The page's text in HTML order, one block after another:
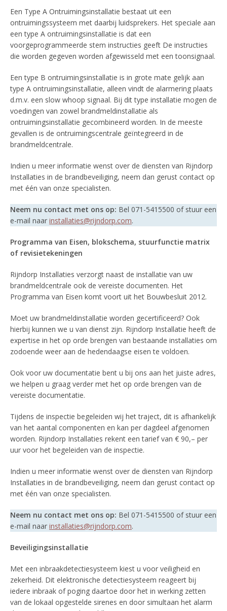
Een Type A Ontruimingsinstallatie bestaat uit een
ontruimingssysteem met daarbij luidsprekers. Het speciale aan
een type A ontruimingsinstallatie is dat een
voorgeprogrammeerde stem instructies geeft De instructies
die worden gegeven worden afgewisseld met een toonsignaal.
Een type B ontruimingsinstallatie is in grote mate gelijk aan
type A ontruimingsinstallatie, alleen vindt de alarmering plaats
d.m.v. een slow whoop signaal. Bij dit type installatie mogen de
voedingen van zowel brandmeldinstallatie als
ontruimingsinstallatie gecombineerd worden. In de meeste
gevallen is de ontruimingscentrale geïntegreerd in de
brandmeldcentrale.
Indien u meer informatie wenst over de diensten van Rijndorp
Installaties in de brandbeveiliging, neem dan gerust contact op
met één van onze specialisten.
Neem nu contact met ons op: Bel 071-5415500 of stuur een
e-mail naar installaties@rijndorp.com.
Programma van Eisen, blokschema, stuurfunctie matrix
of revisietekeningen
Rijndorp Installaties verzorgt naast de installatie van uw
brandmeldcentrale ook de vereiste documenten. Het
Programma van Eisen komt voort uit het Bouwbesluit 2012.
Moet uw brandmeldinstallatie worden gecertificeerd? Ook
hierbij kunnen we u van dienst zijn. Rijndorp Installatie heeft de
expertise in het op orde brengen van bestaande installaties om
zodoende weer aan de hedendaagse eisen te voldoen.
Ook voor uw documentatie bent u bij ons aan het juiste adres,
we helpen u graag verder met het op orde brengen van de
vereiste documentatie.
Tijdens de inspectie begeleiden wij het traject, dit is afhankelijk
van het aantal componenten en kan per dagdeel afgenomen
worden. Rijndorp Installaties rekent een tarief van € 90,– per
uur voor het begeleiden van de inspectie.
Indien u meer informatie wenst over de diensten van Rijndorp
Installaties in de brandbeveiliging, neem dan gerust contact op
met één van onze specialisten.
Neem nu contact met ons op: Bel 071-5415500 of stuur een
e-mail naar installaties@rijndorp.com.
Beveiligingsinstallatie
Met een inbraakdetectiesysteem kiest u voor veiligheid en
zekerheid. Dit elektronische detectiesysteem reageert bij
iedere inbraak of poging daartoe door het in werking zetten
van de lokaal opgestelde sirenes en door simultaan het alarm